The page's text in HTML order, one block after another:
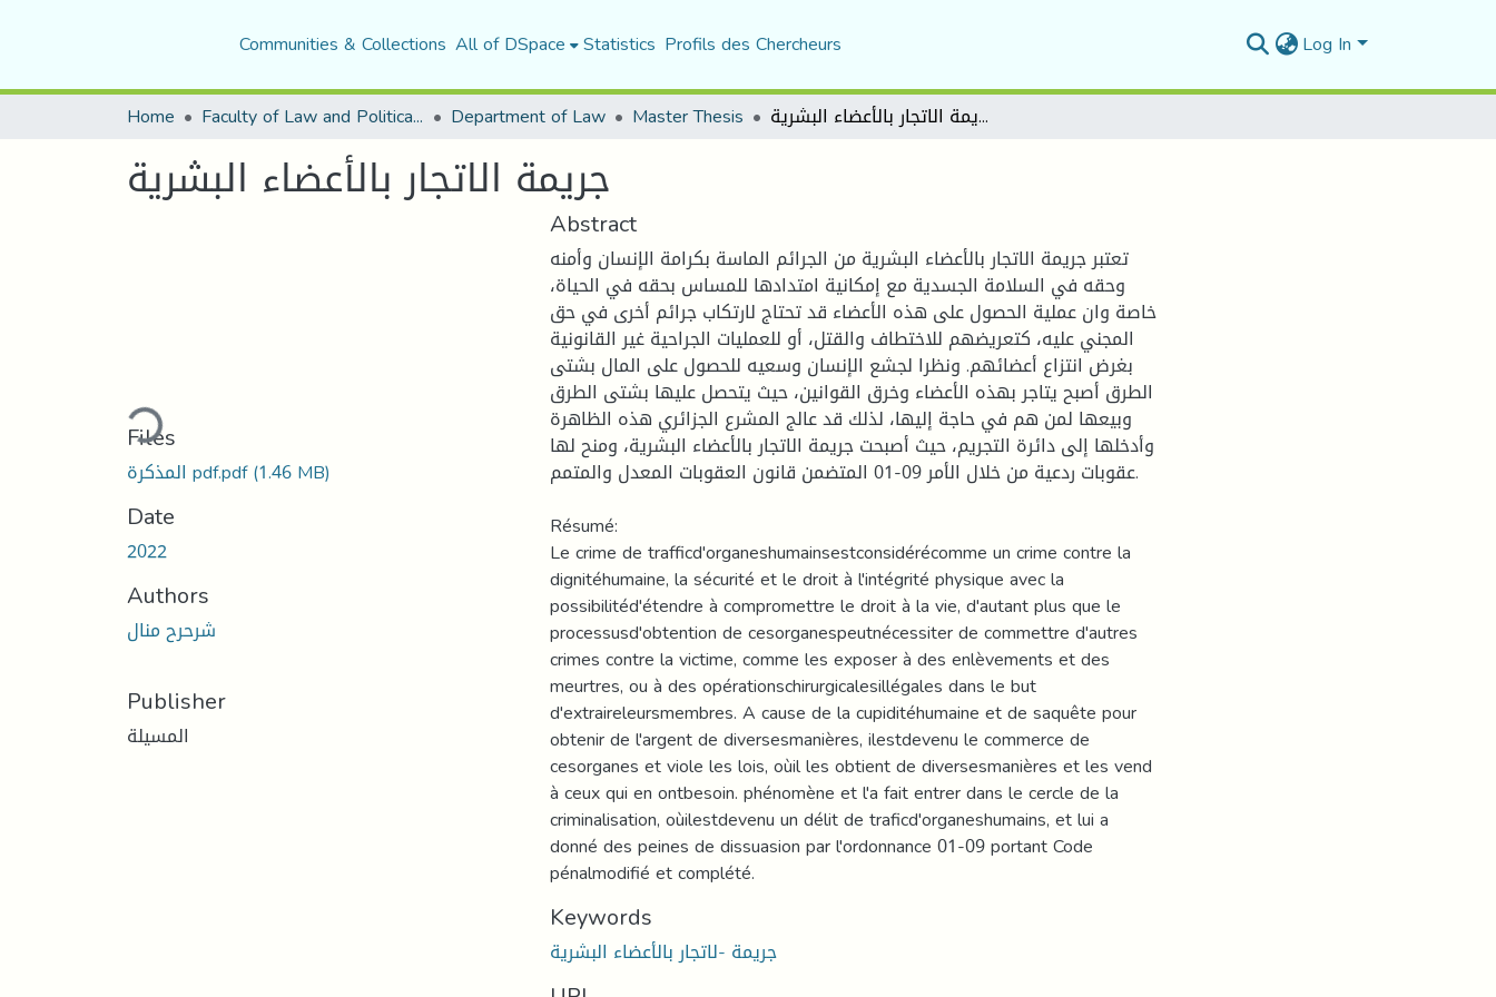
Communities & Collections All of DSpace Statistics Profils des Chercheurs Log In
Home Faculty of Law and Political Science Department of Law Master Thesis جريمة الاتجار بالأعضاء البشرية
جريمة الاتجار بالأعضاء البشرية
Loading...
Files
المذكرة pdf.pdf(1.46 MB)
Date
2022
Authors
شرحرح منال
Publisher
المسيلة
Abstract
تعتبر جريمة الاتجار بالأعضاء البشرية من الجرائم الماسة بكرامة الإنسان وأمنه
وحقه في السلامة الجسدية مع إمكانية امتدادها للمساس بحقه في الحياة،
خاصة وان عملية الحصول على هذه الأعضاء قد تحتاج لارتكاب جرائم أخرى في حق
المجني عليه، كتعريضهم للاختطاف والقتل، أو للعمليات الجراحية غير القانونية
بغرض انتزاع أعضائهم. ونظرا لجشع الإنسان وسعيه للحصول على المال بشتى
الطرق أصبح يتاجر بهذه الأعضاء وخرق القوانين، حيث يتحصل عليها بشتى الطرق
وبيعها لمن هم في حاجة إليها، لذلك قد عالج المشرع الجزائري هذه الظاهرة
وأدخلها إلى دائرة التجريم، حيث أصبحت جريمة الاتجار بالأعضاء البشرية، ومنح لها
عقوبات ردعية من خلال الأمر 09-01 المتضمن قانون العقوبات المعدل والمتمم.
Résumé:
Le crime de trafficd'organeshumainsestconsidérécomme un crime contre la
dignitéhumaine, la sécurité et le droit à l'intégrité physique avec la
possibilitéd'étendre à compromettre le droit à la vie, d'autant plus que le
processusd'obtention de cesorganespeutnécessiter de commettre d'autres
crimes contre la victime, comme les exposer à des enlèvements et des
meurtres, ou à des opérationschirurgicalesillégales dans le but
d'extraireleursmembres. A cause de la cupiditéhumaine et de saquête pour
obtenir de l'argent de diversesmanières, ilestdevenu le commerce de
cesorganes et viole les lois, oùil les obtient de diversesmanières et les vend
à ceux qui en ontbesoin. phénomène et l'a fait entrer dans le cercle de la
criminalisation, oùilestdevenu un délit de traficd'organeshumains, et lui a
donné des peines de dissuasion par l'ordonnance 01-09 portant Code
pénalmodifié et complété.
Keywords
جريمة -لاتجار بالأعضاء البشرية